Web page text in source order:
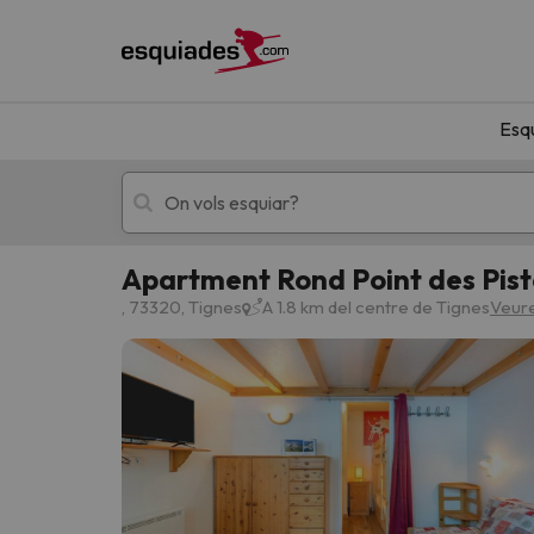
Esquí Escapades
!Vaja! No hem trobat resultats que
Apartment Rond Point des
, 73320, Tignes A 1.8 km del centre de Tignes